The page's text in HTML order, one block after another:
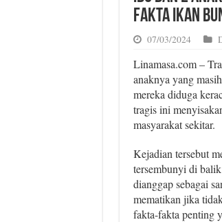
Fakta Ikan
07/03/2024
Linamasa.com –
anaknya yang
mereka diduga
tragis ini
masyarakat sekitar.
Kejadian tersebut
tersembunyi di
dianggap sebagai
mematikan jika
fakta-fakta penting